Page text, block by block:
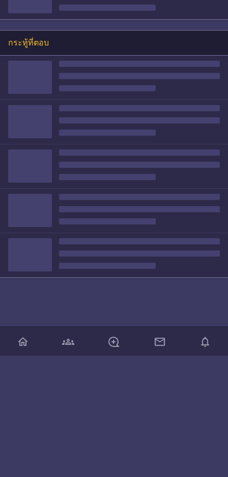
กระทู้ที่ตอบ